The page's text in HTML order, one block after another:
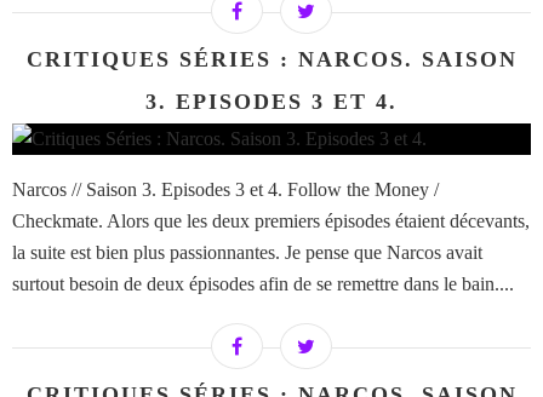
CRITIQUES SÉRIES : NARCOS. SAISON
3. EPISODES 3 ET 4.
Narcos // Saison 3. Episodes 3 et 4. Follow the Money /
Checkmate. Alors que les deux premiers épisodes étaient décevants,
la suite est bien plus passionnantes. Je pense que Narcos avait
surtout besoin de deux épisodes afin de se remettre dans le bain....